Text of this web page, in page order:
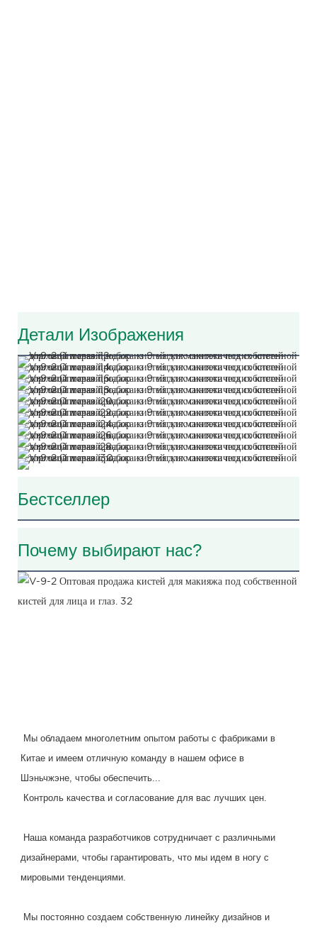
Детали Изображения
Бестселлер
Почему выбирают нас?
Мы обладаем многолетним опытом работы с фабриками в
Китае и имеем отличную команду в нашем офисе в
Шэньчжэне, чтобы обеспечить...
Контроль качества и согласование для вас лучших цен.
Наша команда разработчиков сотрудничает с различными
дизайнерами, чтобы гарантировать, что мы идем в ногу с
мировыми тенденциями.